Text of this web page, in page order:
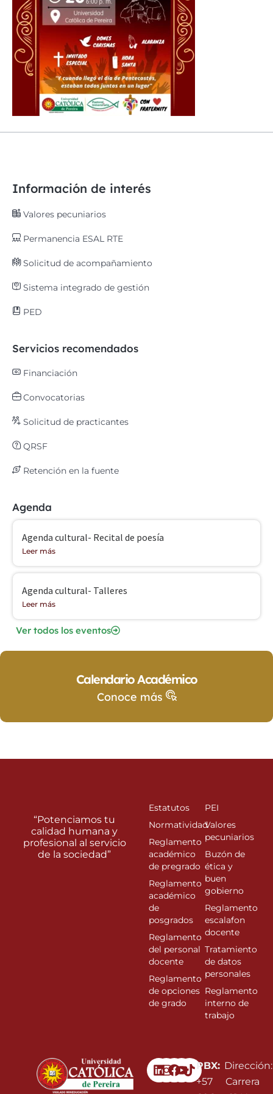
Información de interés
Valores pecuniarios
Permanencia ESAL RTE
Solicitud de acompañamiento
Sistema integrado de gestión
PED
Servicios recomendados
Financiación
Convocatorias
Solicitud de practicantes
QRSF
Retención en la fuente
Agenda
Agenda cultural- Recital de poesía
Leer más
Agenda cultural- Talleres
Leer más
Ver todos los eventos
Calendario Académico
Conoce más
Linkedin
Instagram
Facebook
Youtube
PBX:
+57
Dirección:
Carrera
“Potenciamos tu
calidad humana y
profesional al servicio
de la sociedad”
Estatutos
Normatividad
Reglamento
académico
de pregrado
Reglamento
académico
de
posgrados
Reglamento
del personal
docente
Reglamento
de opciones
de grado
PEI
Valores
pecuniarios
Buzón de
ética y
buen
gobierno
Reglamento
escalafon
docente
Tratamiento
de datos
personales
Reglamento
interno de
trabajo